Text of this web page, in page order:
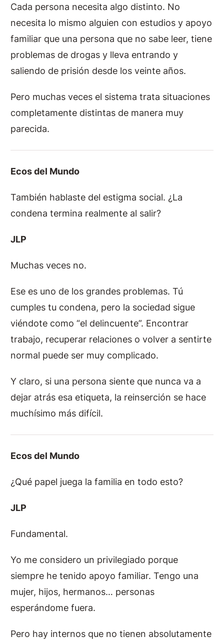
Cada persona necesita algo distinto. No
necesita lo mismo alguien con estudios y apoyo
familiar que una persona que no sabe leer, tiene
problemas de drogas y lleva entrando y
saliendo de prisión desde los veinte años.
Pero muchas veces el sistema trata situaciones
completamente distintas de manera muy
parecida.
Ecos del Mundo
También hablaste del estigma social. ¿La
condena termina realmente al salir?
JLP
Muchas veces no.
Ese es uno de los grandes problemas. Tú
cumples tu condena, pero la sociedad sigue
viéndote como “el delincuente”. Encontrar
trabajo, recuperar relaciones o volver a sentirte
normal puede ser muy complicado.
Y claro, si una persona siente que nunca va a
dejar atrás esa etiqueta, la reinserción se hace
muchísimo más difícil.
Ecos del Mundo
¿Qué papel juega la familia en todo esto?
JLP
Fundamental.
Yo me considero un privilegiado porque
siempre he tenido apoyo familiar. Tengo una
mujer, hijos, hermanos… personas
esperándome fuera.
Pero hay internos que no tienen absolutamente